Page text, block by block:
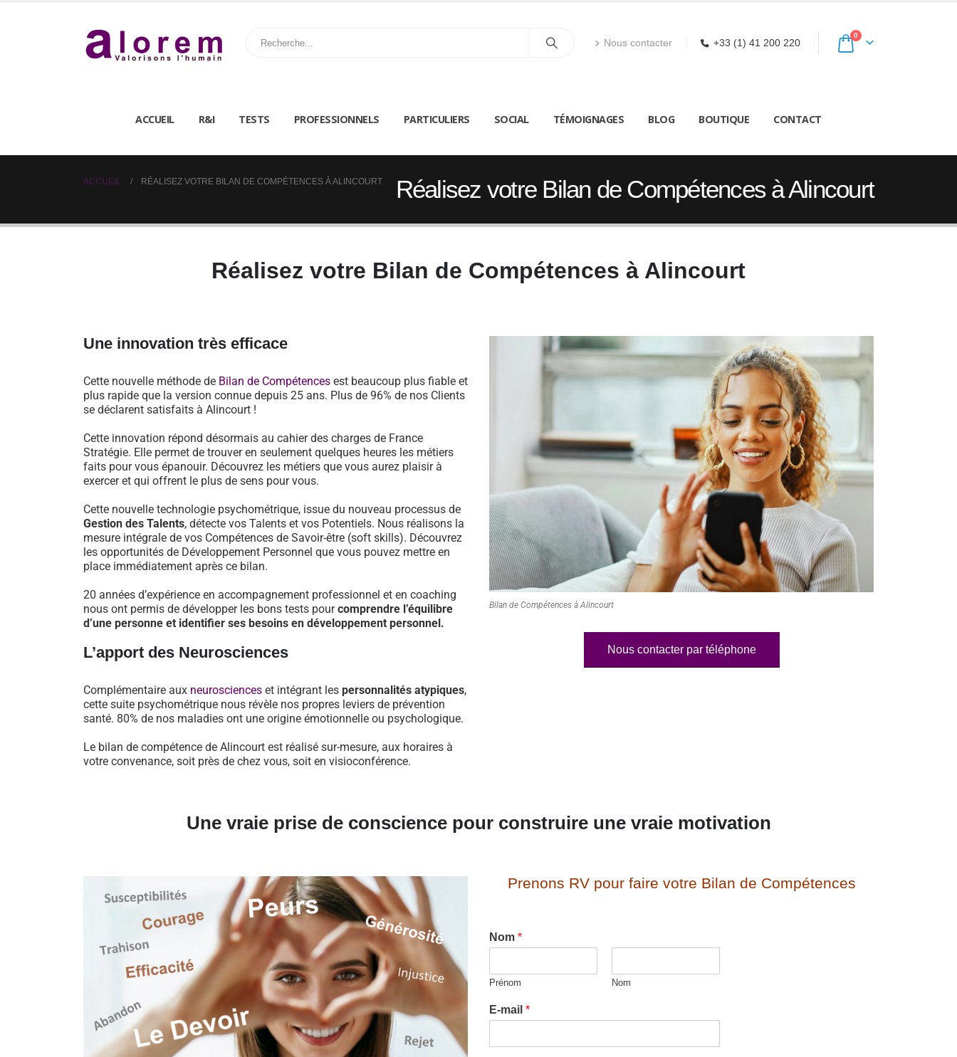
Nous contacter +33 (1) 41 200 220
0
ACCUEIL R&I TESTS PROFESSIONNELS PARTICULIERS SOCIAL TÉMOIGNAGES BLOG BOUTIQUE CONTACT
Réalisez votre Bilan de Compétences à Alincourt
ACCUEIL RÉALISEZ VOTRE BILAN DE COMPÉTENCES À ALINCOURT
Réalisez votre Bilan de Compétences à Alincourt
Une innovation très efficace
Cette nouvelle méthode de Bilan de Compétences est beaucoup plus fiable et
plus rapide que la version connue depuis 25 ans. Plus de 96% de nos Clients
se déclarent satisfaits à Alincourt !
Cette innovation répond désormais au cahier des charges de France
Stratégie. Elle permet de trouver en seulement quelques heures les métiers
faits pour vous épanouir. Découvrez les métiers que vous aurez plaisir à
exercer et qui offrent le plus de sens pour vous.
Cette nouvelle technologie psychométrique, issue du nouveau processus de
Gestion des Talents, détecte vos Talents et vos Potentiels. Nous réalisons la
mesure intégrale de vos Compétences de Savoir-être (soft skills). Découvrez
les opportunités de Développement Personnel que vous pouvez mettre en
place immédiatement après ce bilan.
20 années d’expérience en accompagnement professionnel et en coaching
nous ont permis de développer les bons tests pourcomprendre l’équilibre
d’une personne et identifier ses besoins en développement personnel.
L’apport des Neurosciences
Complémentaire aux neurosciences et intégrant les personnalités atypiques,
cette suite psychométrique nous révèle nos propres leviers de prévention
santé. 80% de nos maladies ont une origine émotionnelle ou psychologique.
Le bilan de compétence de Alincourt est réalisé sur-mesure, aux horaires à
votre convenance, soit près de chez vous, soit en visioconférence.
Bilan de Compétences à Alincourt
Nous contacter par téléphone
Une vraie prise de conscience pour construire une vraie motivation
Prenons RV pour faire votre Bilan de Compétences
Nom *
Prénom Nom
E-mail *